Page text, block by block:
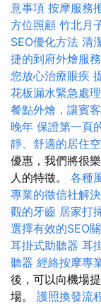
意事項 按摩服務
方位照顧 竹北月
SEO優化方法 清
捷的到府外燴服
您放心治療眼疾
花板漏水緊急處
餐點外燴，讓賓
晚年 保證第一頁
靜、舒適的居住
優惠，我們將很
人的特徵。 各種
專業的徵信社解
觀的牙齒 居家打
選擇有效的SEO
耳掛式助聽器 耳
聽器 經絡按摩專
後，可以向機場
場。 護照換發流